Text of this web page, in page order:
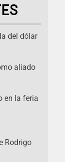
del dólar
aliado
en la feria
Rodrigo